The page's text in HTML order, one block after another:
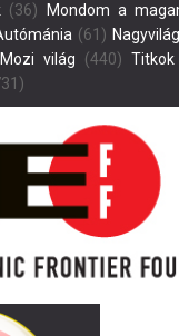
(36) Mondom a
(61) Nagyvilág
Mozi világ (440)